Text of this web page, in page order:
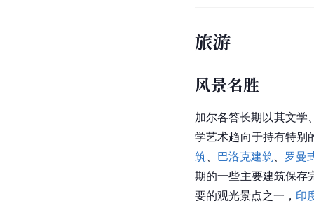
旅游
风景名胜
加尔各答长期以其文学
学艺术趋向于持有特别
筑
巴洛克建筑
罗曼
期的一些主要建筑保存
要的观光景点之一， 印